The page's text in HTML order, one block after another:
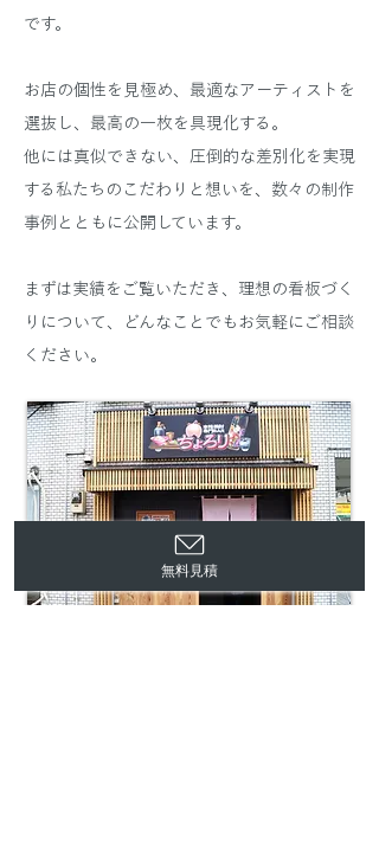
です。
お店の個性を見極め、最適なアーティストを
選抜し、最高の一枚を具現化する。
他には真似できない、圧倒的な差別化を実現
する私たちのこだわりと想いを、数々の制作
事例とともに公開しています。
まずは実績をご覧いただき、理想の看板づく
りについて、どんなことでもお気軽にご相談
ください。
無料見積